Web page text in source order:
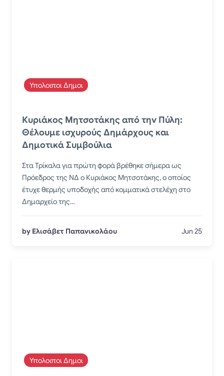
Υπολοιποι Δημοι
Κυριάκος Μητσοτάκης από την Πύλη:
Θέλουμε ισχυρούς Δημάρχους και
Δημοτικά Συμβούλια
Στα Τρίκαλα για πρώτη φορά βρέθηκε σήμερα ως
Πρόεδρος της ΝΔ ο Κυριάκος Μητσοτάκης, ο οποίος
έτυχε θερμής υποδοχής από κομματικά στελέχη στο
Δημαρχείο της…
by Ελισάβετ Παπανικολάου Jun 25
Υπολοιποι Δημοι